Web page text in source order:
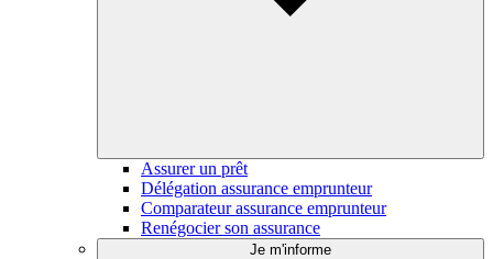
Assurer un prêt
Délégation assurance emprunteur
Comparateur assurance emprunteur
Renégocier son assurance
Je m'informe